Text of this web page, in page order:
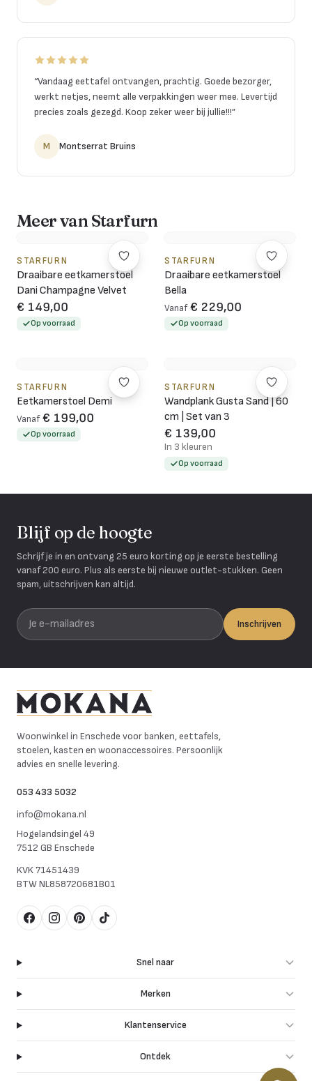
“Vandaag eettafel ontvangen, prachtig. Goede bezorger,
werkt netjes, neemt alle verpakkingen weer mee. Levertijd
precies zoals gezegd. Koop zeker weer bij jullie!!!”
M Montserrat Bruins
Meer van Starfurn
STARFURN
Draaibare eetkamerstoel
Dani Champagne Velvet
€ 149,00
Op voorraad
STARFURN
Draaibare eetkamerstoel
Bella
Vanaf € 229,00
Op voorraad
STARFURN
Eetkamerstoel Demi
Vanaf € 199,00
Op voorraad
STARFURN
Wandplank Gusta Sand | 60
cm | Set van 3
€ 139,00
In 3 kleuren
Op voorraad
Blijf op de hoogte
Schrijf je in en ontvang 25 euro korting op je eerste bestelling
vanaf 200 euro. Plus als eerste bij nieuwe outlet-stukken. Geen
spam, uitschrijven kan altijd.
Je e-mailadres
Inschrijven
Woonwinkel in Enschede voor banken, eettafels,
stoelen, kasten en woonaccessoires. Persoonlijk
advies en snelle levering.
053 433 5032
info@mokana.nl
Hogelandsingel 49
7512 GB Enschede
KVK71451439
BTWNL858720681B01
FacebookInstagram
Pinterest
TikTok
Snel naar
Merken
Klantenservice
Ontdek